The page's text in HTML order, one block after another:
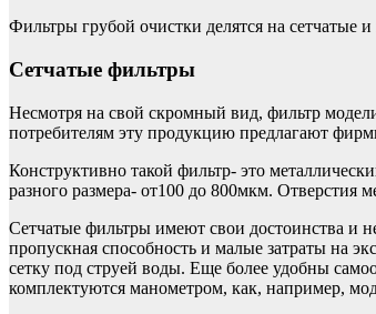
Фильтры грубой очистки делятся на сетчатые
Сетчатые фильтры
Несмотря на свой скромный вид, фильтр
потребителям эту продукцию предлагают
Конструктивно такой фильтр- это
разного размера- от100 до 800мкм. Отверстия
Сетчатые фильтры имеют свои достоинства и
пропускная способность и малые затраты на
сетку под струей воды. Еще более удобны
комплектуются манометром, как, например,